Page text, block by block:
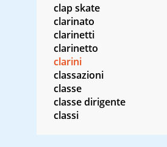
clap skate
clarinato
clarinetti
clarinetto
clarini
classazioni
classe
classe dirigente
classi